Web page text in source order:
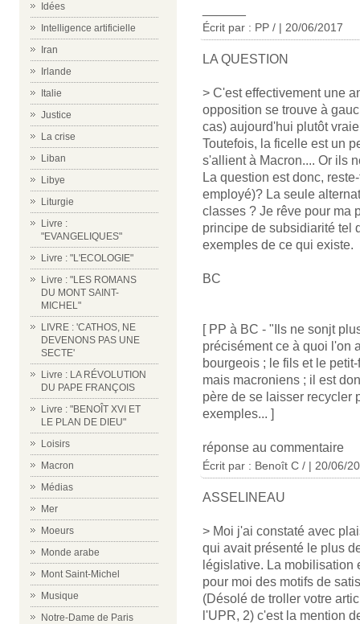
Idées
Intelligence artificielle
Iran
Irlande
Italie
Justice
La crise
Liban
Libye
Liturgie
Livre :
"EVANGELIQUES"
Livre : "L'ECOLOGIE"
Livre : "LES ROMANS
DU MONT SAINT-
MICHEL"
LIVRE : 'CATHOS, NE
DEVENONS PAS UNE
SECTE'
Livre : LA RÉVOLUTION
DU PAPE FRANÇOIS
Livre : "BENOÎT XVI ET
LE PLAN DE DIEU"
Loisirs
Macron
Médias
Mer
Moeurs
Monde arabe
Mont Saint-Michel
Musique
Notre-Dame de Paris
Écrit par : PP / | 20/06/2017
LA QUESTION
> C'est effectivement une
opposition se trouve à
cas) aujourd'hui plutôt
Toutefois, la ficelle est un
s'allient à Macron.... Or ils
La question est donc,
employé)? La seule
classes ? Je rêve pour ma
principe de subsidiarité tel
exemples de ce qui existe.
BC
[ PP à BC - "Ils ne sonjt
précisément ce à quoi l'on
bourgeois ; le fils et le
mais macroniens ; il est
père de se laisser recycler
exemples... ]
réponse au commentaire
Écrit par : Benoît C / | 20/06/
ASSELINEAU
> Moi j'ai constaté avec
qui avait présenté le plus
législative. La mobilisation
pour moi des motifs de
(Désolé de troller votre
l'UPR, 2) c'est la mention